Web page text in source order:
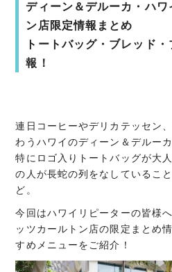
ディーン＆デルーカ・ハワ
ン店限定情報まとめ
トートバッグ・ブレッド
報！
連日コーヒーやデリカテッセン
わうハワイのディーン＆デルーカ
特にロゴ入りトートバッグが大
の人が長蛇の列をなしているこ
ど。
今回はハワイリピーターの皆様
ッツカールトン店の限定まとめ
すめメニューをご紹介！